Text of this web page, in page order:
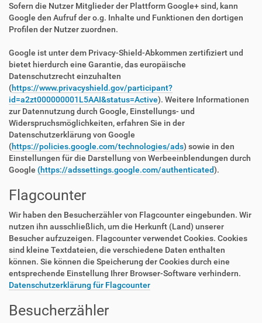
Sofern die Nutzer Mitglieder der Plattform Google+ sind, kann
Google den Aufruf der o.g. Inhalte und Funktionen den dortigen
Profilen der Nutzer zuordnen.
Google ist unter dem Privacy-Shield-Abkommen zertifiziert und
bietet hierdurch eine Garantie, das europäische
Datenschutzrecht einzuhalten
(https://www.privacyshield.gov/participant?
id=a2zt000000001L5AAI&status=Active). Weitere Informationen
zur Datennutzung durch Google, Einstellungs- und
Widerspruchsmöglichkeiten, erfahren Sie in der
Datenschutzerklärung von Google
(https://policies.google.com/technologies/ads) sowie in den
Einstellungen für die Darstellung von Werbeeinblendungen durch
Google (https://adssettings.google.com/authenticated).
Flagcounter
Wir haben den Besucherzähler von Flagcounter eingebunden. Wir
nutzen ihn ausschließlich, um die Herkunft (Land) unserer
Besucher aufzuzeigen. Flagcounter verwendet Cookies. Cookies
sind kleine Textdateien, die verschiedene Daten enthalten
können. Sie können die Speicherung der Cookies durch eine
entsprechende Einstellung Ihrer Browser-Software verhindern.
Datenschutzerklärung für Flagcounter
Besucherzähler